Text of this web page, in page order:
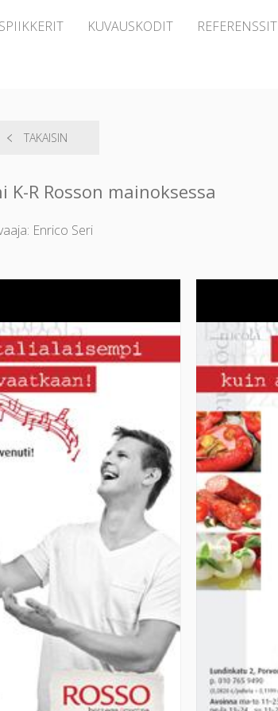
SPIIKKERIT KUVAUSKODIT REFERENSSIT
TAKAISIN
K-R Rosson mainoksessa
Enrico Seri